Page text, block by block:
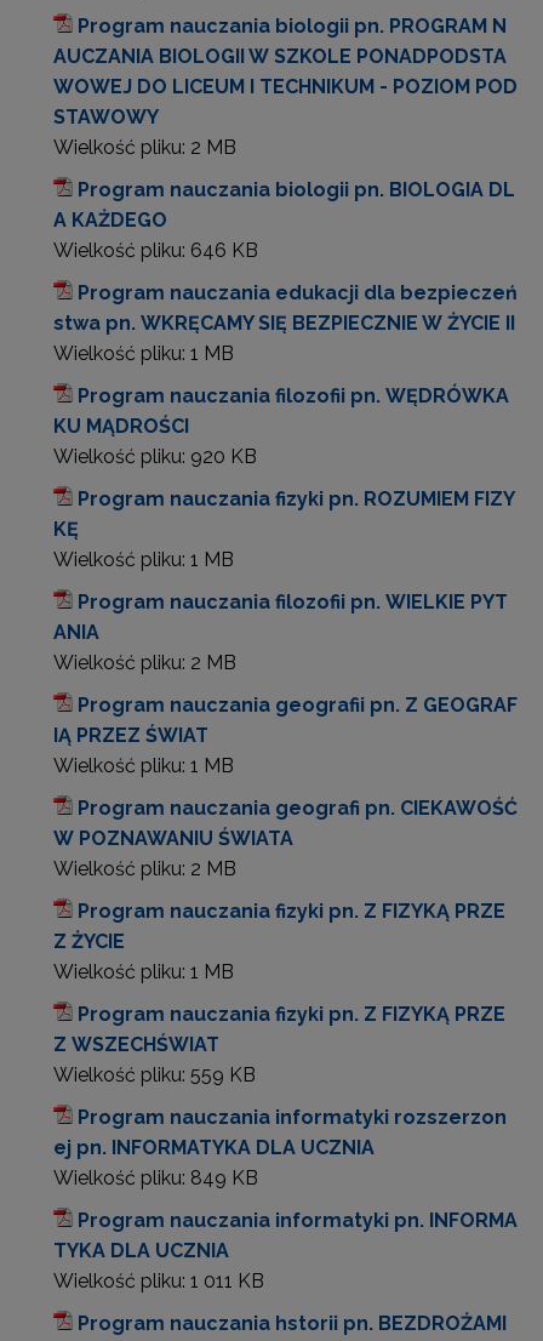
Program nauczania biologii pn. PROGRAM N
AUCZANIA BIOLOGII W SZKOLE PONADPODSTA
WOWEJ DO LICEUM I TECHNIKUM - POZIOM POD
STAWOWY
Wielkość pliku: 2 MB
Program nauczania biologii pn. BIOLOGIA DL
A KAŻDEGO
Wielkość pliku: 646 KB
Program nauczania edukacji dla bezpieczeń
stwa pn. WKRĘCAMY SIĘ BEZPIECZNIE W ŻYCIE II
Wielkość pliku: 1 MB
Program nauczania filozofii pn. WĘDRÓWKA
KU MĄDROŚCI
Wielkość pliku: 920 KB
Program nauczania fizyki pn. ROZUMIEM FIZY
KĘ
Wielkość pliku: 1 MB
Program nauczania filozofii pn. WIELKIE PYT
ANIA
Wielkość pliku: 2 MB
Program nauczania geografii pn. Z GEOGRAF
IĄ PRZEZ ŚWIAT
Wielkość pliku: 1 MB
Program nauczania geografi pn. CIEKAWOŚĆ
W POZNAWANIU ŚWIATA
Wielkość pliku: 2 MB
Program nauczania fizyki pn. Z FIZYKĄ PRZE
Z ŻYCIE
Wielkość pliku: 1 MB
Program nauczania fizyki pn. Z FIZYKĄ PRZE
Z WSZECHŚWIAT
Wielkość pliku: 559 KB
Program nauczania informatyki rozszerzon
ej pn. INFORMATYKA DLA UCZNIA
Wielkość pliku: 849 KB
Program nauczania informatyki pn. INFORMA
TYKA DLA UCZNIA
Wielkość pliku: 1 011 KB
Program nauczania hstorii pn. BEZDROŻAMI